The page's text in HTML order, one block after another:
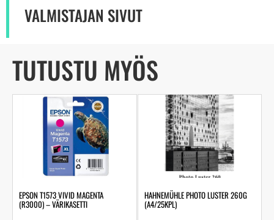
VALMISTAJAN SIVUT
TUTUSTU MYÖS
EPSON T1573 VIVID MAGENTA
(R3000) – VÄRIKASETTI
HAHNEMÜHLE PHOTO LUSTER 260G
(A4/25KPL)